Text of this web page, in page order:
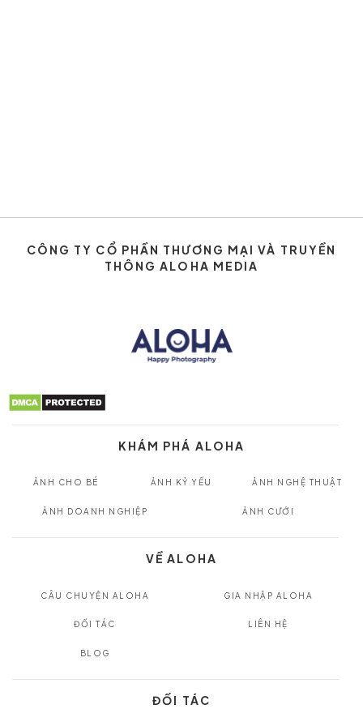
CÔNG TY CỔ PHẦN THƯƠNG MẠI VÀ TRUYỀN
THÔNG ALOHA MEDIA
KHÁM PHÁ ALOHA
ẢNH CHO BÉ ẢNH KỶ YẾU ẢNH NGHỆ THUẬT
ẢNH DOANH NGHIỆP ẢNH CƯỚI
VỀ ALOHA
CÂU CHUYỆN ALOHA GIA NHẬP ALOHA
ĐỐI TÁC LIÊN HỆ
BLOG
ĐỐI TÁC